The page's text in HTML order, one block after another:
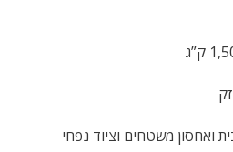
ואחסון משטחים וציוד נפחי